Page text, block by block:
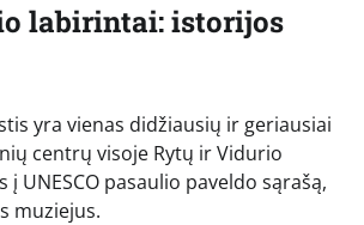
labirintai: istorijos
yra vienas didžiausių ir geriausiai
centrų visoje Rytų ir Vidurio
į UNESCO pasaulio paveldo sąrašą,
muziejus.